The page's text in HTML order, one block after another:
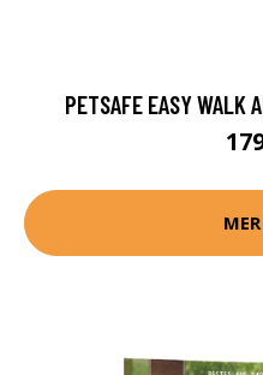
PETSAFE EASY WALK